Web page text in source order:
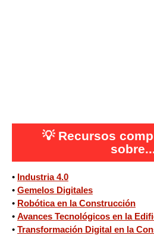
💡 Recursos
• Industria 4.0
• Gemelos Digitales
• Robótica en la Construcción
• Avances Tecnológicos en la
• Transformación Digital en la